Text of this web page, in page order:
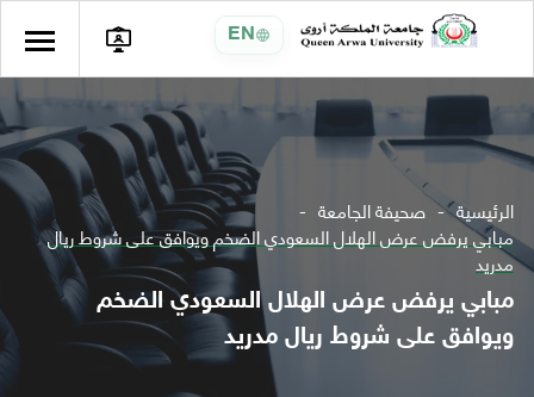
EN
الرئيسية صحيفة الجامعة
مبابي يرفض عرض الهلال السعودي الضخم ويوافق على شروط ريال
مدريد
مبابي يرفض عرض الهلال السعودي الضخم
ويوافق على شروط ريال مدريد